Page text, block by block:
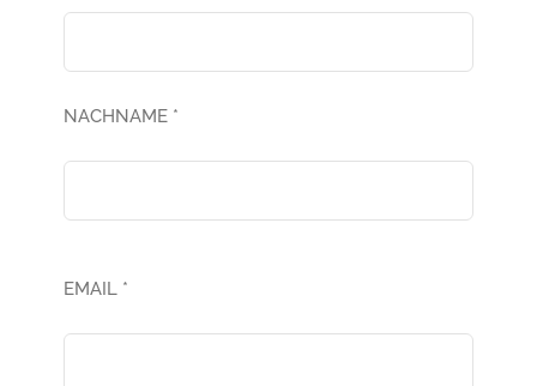
NACHNAME *
EMAIL *